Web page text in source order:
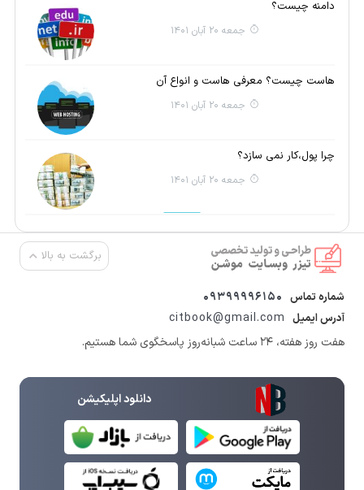
دامنه چیست؟
جمعه 20 آبان 1401
هاست چیست؟ معرفی هاست و انواع آن
جمعه 20 آبان 1401
چرا پول،کار نمی سازد؟
جمعه 20 آبان 1401
برگشت به بالا
شماره تماس 09399996150
آدرس ایمیل citbook@gmail.com
هفت روز هفته، ۲۴ ساعت شبانه‌روز پاسخگوی شما هستیم.
دانلود اپلیکیشن